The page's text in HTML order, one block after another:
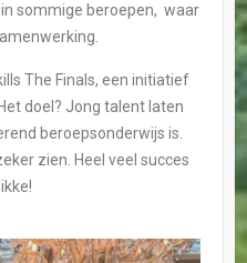
sommige beroepen, waar
The Finals, een initiatief
doel? Jong talent laten
beroepsonderwijs is.
zien. Heel veel succes